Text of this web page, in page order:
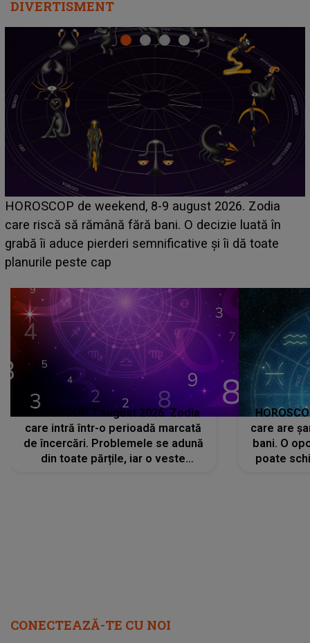
DIVERTISMENT
Emanuel a ținut ACEST DETALIU ASCUNS până
acum! În fața Alexandrei, concurentul din Casa Iubirii
face o MĂRTURISIRE NEAȘTEPTATĂ despre mama
sa: "I-am spus și ei în față, eu nu te iubesc pentru
HOROSCOP 7 august 2026. Zodia
care intră într-o perioadă marcată
de încercări. Problemele se adună
din toate părțile, iar o veste
care are
bani. O
poate
CONECTEAZĂ-TE CU NOI